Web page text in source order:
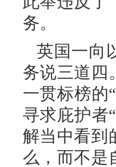
务。
英国一向
务说三道四
一贯标榜的
寻求庇护者
解当中看到
么，而不是